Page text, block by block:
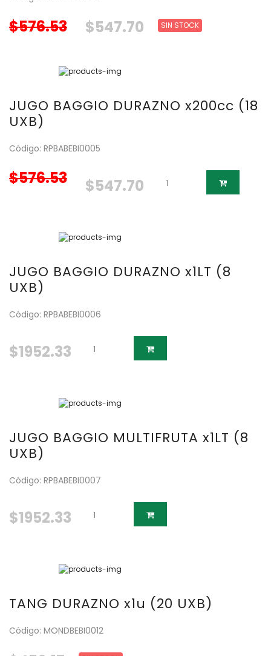
$576.53 $547.70 SIN STOCK
JUGO BAGGIO DURAZNO x200cc (18
UXB)
Código: RPBABEBI0005
$576.53 $547.70
JUGO BAGGIO DURAZNO x1LT (8
UXB)
Código: RPBABEBI0006
$1952.33
JUGO BAGGIO MULTIFRUTA x1LT (8
UXB)
Código: RPBABEBI0007
$1952.33
TANG DURAZNO x1u (20 UXB)
Código: MONDBEBI0012